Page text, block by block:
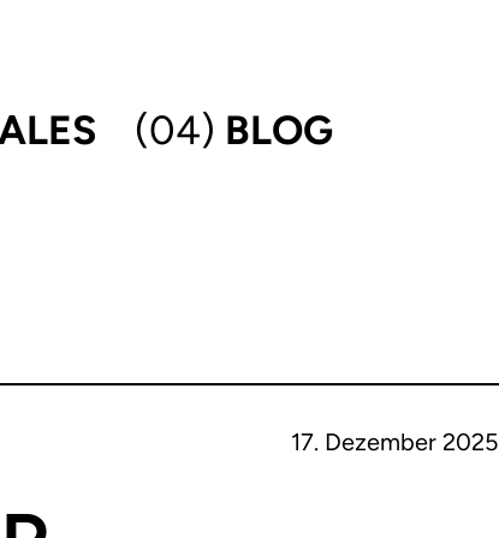
(04) BLOG
17. Dezember 2025